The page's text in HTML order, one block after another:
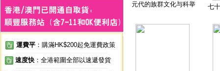
運費平 ：購滿HK$200起免運費政策
速度快 ：全港範圍全部以速遞發貨
元代的族群文化与科举 七